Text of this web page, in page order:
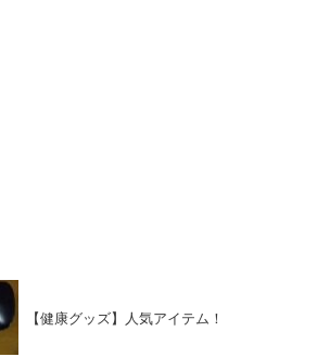
【健康グッズ】人気アイテム！